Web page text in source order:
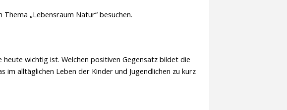
„Lebensraum Natur“ besuchen.
wichtig ist. Welchen positiven Gegensatz bildet die
alltäglichen Leben der Kinder und Jugendlichen zu kurz